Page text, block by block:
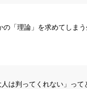
「理論」を求めてしま
は判ってくれない」っ